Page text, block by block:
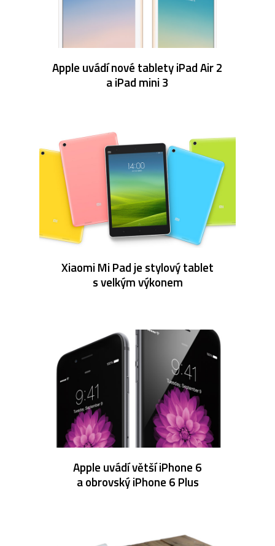
Apple uvádí nové tablety iPad Air 2
a iPad mini 3
Xiaomi Mi Pad je stylový tablet
s velkým výkonem
Apple uvádí větší iPhone 6
a obrovský iPhone 6 Plus